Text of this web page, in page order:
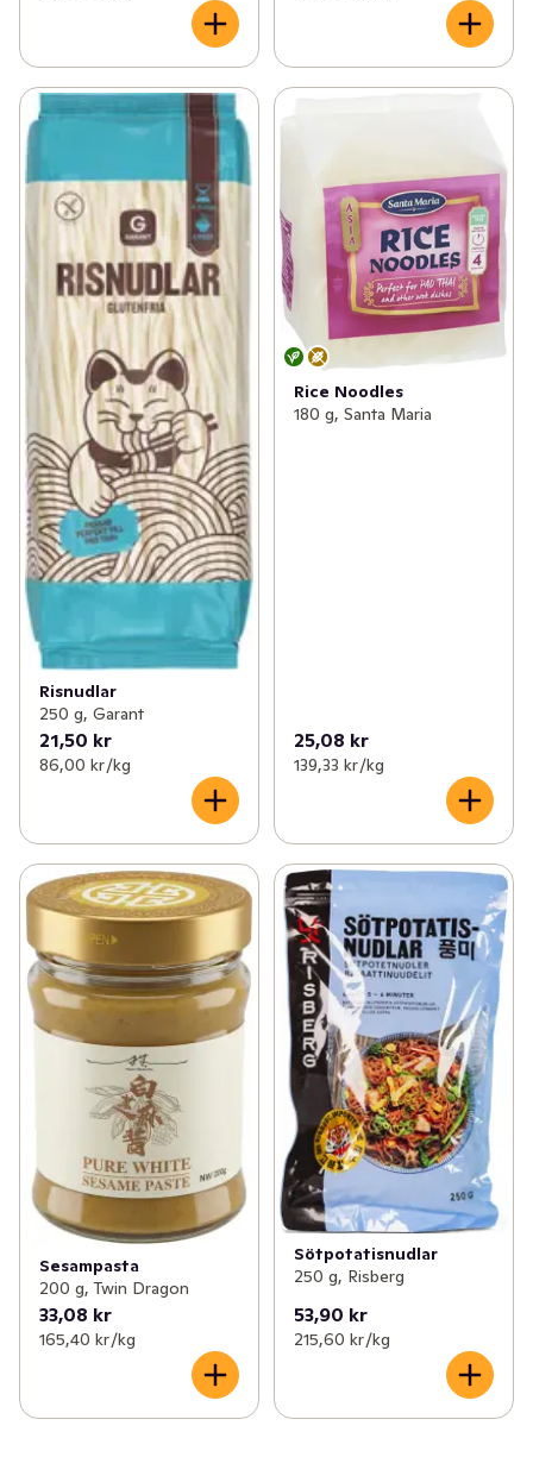
Risnudlar
250 g, Garant
21,50 kr
86,00 kr /kg
Rice Noodles
180 g, Santa Maria
25,08 kr
139,33 kr /kg
Sesampasta
200 g, Twin Dragon
33,08 kr
165,40 kr /kg
Sötpotatisnudlar
250 g, Risberg
53,90 kr
215,60 kr /kg